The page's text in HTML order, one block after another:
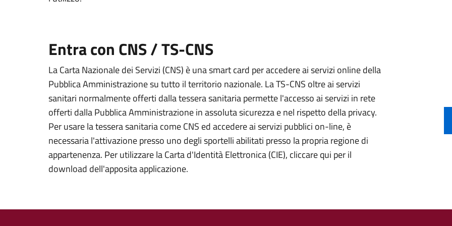
Entra con CNS / TS-CNS
La Carta Nazionale dei Servizi (CNS) è una smart card per accedere ai servizi online della
Pubblica Amministrazione su tutto il territorio nazionale. La TS-CNS oltre ai servizi
sanitari normalmente offerti dalla tessera sanitaria permette l'accesso ai servizi in rete
offerti dalla Pubblica Amministrazione in assoluta sicurezza e nel rispetto della privacy.
Per usare la tessera sanitaria come CNS ed accedere ai servizi pubblici on-line, è
necessaria l'attivazione presso uno degli sportelli abilitati presso la propria regione di
appartenenza. Per utilizzare la Carta d'Identità Elettronica (CIE), cliccare qui per il
download dell'apposita applicazione.